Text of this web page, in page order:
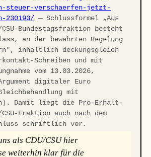
steuer-verschaerfen-jetzt-
230193/ — Schlussformel „Aus
Bundestagsfraktion besteht
an der bewährten Regelung
inhaltlich deckungsgleich
Schreiben und mit
vom 13.03.2026,
digitaler Euro
mit
Damit liegt die Pro-Erhalt-
Fraktion auch nach dem
schriftlich vor.
als CDU/CSU hier
weiterhin klar für die